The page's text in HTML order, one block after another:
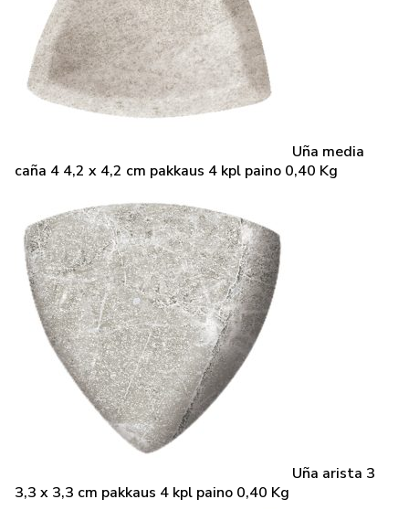
Uña media
caña 4 4,2 x 4,2 cm pakkaus 4 kpl paino 0,40 Kg
Uña arista 3
3,3 x 3,3 cm pakkaus 4 kpl paino 0,40 Kg